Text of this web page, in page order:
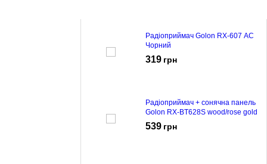
Радіоприймач Golon RX-607 AC
Чорний
319 грн
Радіоприймач + сонячна панель
Golon RX-BT628S wood/rose gold
539 грн